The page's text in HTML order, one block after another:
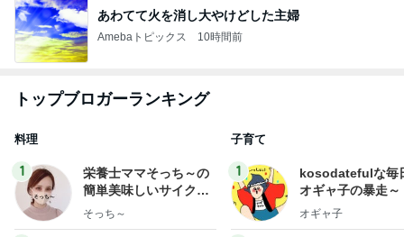
あわてて火を消し大やけどした主婦
Amebaトピックス 10時間前
トップブロガーランキング
料理
1
栄養士ママそっち～の
簡単美味しいサイクル
献立
そっち～
子育て
1
kosodatefulな毎
オギャ子の暴走～
オギャ子